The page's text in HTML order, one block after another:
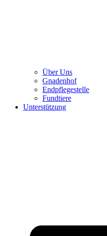
Über Uns
Gnadenhof
Endpflegestelle
Fundtiere
Unterstützung